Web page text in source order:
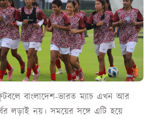
বাংলাদেশ-ভারত ম্যাচ এখন আর
লড়াই নয়। সময়ের সঙ্গে এটি হয়ে